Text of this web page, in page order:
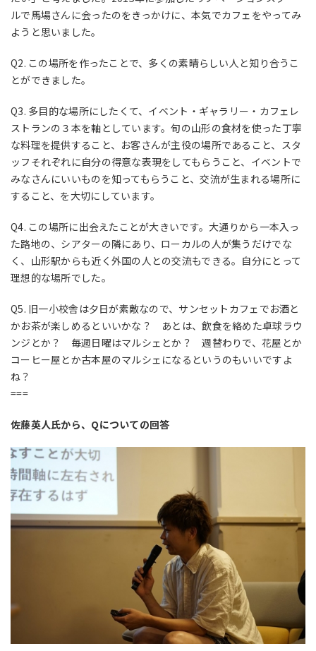
ルで馬場さんに会ったのをきっかけに、本気でカフェをやってみ
ようと思いました。
Q2. この場所を作ったことで、多くの素晴らしい人と知り合うこ
とができました。
Q3. 多目的な場所にしたくて、イベント・ギャラリー・カフェレ
ストランの３本を軸としています。旬の山形の食材を使った丁寧
な料理を提供すること、お客さんが主役の場所であること、スタ
ッフそれぞれに自分の得意な表現をしてもらうこと、イベントで
みなさんにいいものを知ってもらうこと、交流が生まれる場所に
すること、を大切にしています。
Q4. この場所に出会えたことが大きいです。大通りから一本入っ
た路地の、シアターの隣にあり、ローカルの人が集うだけでな
く、山形駅からも近く外国の人との交流もできる。自分にとって
理想的な場所でした。
Q5. 旧一小校舎は夕日が素敵なので、サンセットカフェでお酒と
かお茶が楽しめるといいかな？ あとは、飲食を絡めた卓球ラウ
ンジとか？ 毎週日曜はマルシェとか？ 週替わりで、花屋とか
コーヒー屋とか古本屋のマルシェになるというのもいいですよ
ね？
===
佐藤英人氏から、Qについての回答